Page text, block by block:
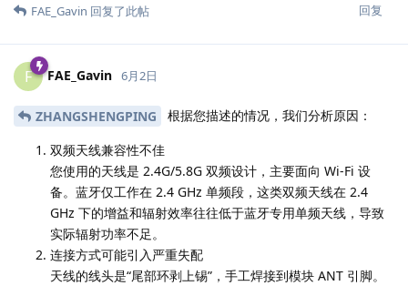
回复
FAE_Gavin 回复了此帖
F FAE_Gavin 6月2日
ZHANGSHENGPING 根据您描述的情况，我们分析原因：
双频天线兼容性不佳
您使用的天线是 2.4G/5.8G 双频设计，主要面向 Wi-Fi 设
备。蓝牙仅工作在 2.4 GHz 单频段，这类双频天线在 2.4
GHz 下的增益和辐射效率往往低于蓝牙专用单频天线，导致
实际辐射功率不足。
连接方式可能引入严重失配
天线的线头是“尾部环剥上锡”，手工焊接到模块 ANT 引脚。